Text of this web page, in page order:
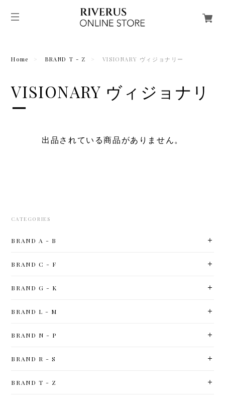
Home BRAND T - Z VISIONARY ヴィジョナリー
VISIONARY ヴィジョナリ
ー
出品されている商品がありません。
CATEGORIES
BRAND A - B
BRAND C - F
BRAND G - K
BRAND L - M
BRAND N - P
BRAND R - S
BRAND T - Z